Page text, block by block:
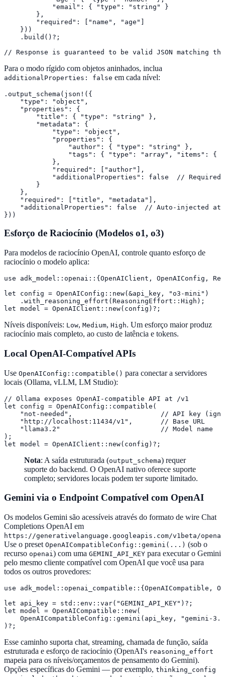
            "email": { "type": "string" }
        },
        "required": ["name", "age"]
    }))
    .build()?;
// Response is guaranteed to be valid JSON matching the
Para o modo rígido com objetos aninhados, inclua
additionalProperties: false em cada nível:
.output_schema(json!({
    "type": "object",
    "properties": {
        "title": { "type": "string" },
        "metadata": {
            "type": "object",
            "properties": {
                "author": { "type": "string" },
"tags": { "type": "array", "items": {
            },
            "required": ["author"],
"additionalProperties": false  // Required
        }
    },
    "required": ["title", "metadata"],
"additionalProperties": false  // Auto-injected at
}))
Esforço de Raciocínio (Modelos o1, o3)
Para modelos de raciocínio OpenAI, controle quanto esforço de
raciocínio o modelo aplica:
use adk_model::openai::{OpenAIClient, OpenAIConfig,
let config = OpenAIConfig::new(&api_key, "o3-mini")
    .with_reasoning_effort(ReasoningEffort::High);
let model = OpenAIClient::new(config)?;
Níveis disponíveis: Low, Medium, High. Um esforço maior produz
raciocínio mais completo, ao custo de latência e tokens.
Local OpenAI-Compatível APIs
Use OpenAIConfig::compatible() para conectar a servidores
locais (Ollama, vLLM, LM Studio):
// Ollama exposes OpenAI-compatible API at /v1
let config = OpenAIConfig::compatible(
"not-needed",                      // API key
    "http://localhost:11434/v1",       // Base URL
    "llama3.2"                         // Model name
);
let model = OpenAIClient::new(config)?;
Nota: A saída estruturada (output_schema) requer
suporte do backend. O OpenAI nativo oferece suporte
completo; servidores locais podem ter suporte limitado.
Gemini via o Endpoint Compatível com OpenAI
Os modelos Gemini são acessíveis através do formato de wire Chat
Completions OpenAI em
https://generativelanguage.googleapis.com/v1beta/openai
Use o preset OpenAICompatibleConfig::gemini(...) (sob o
recurso openai) com uma GEMINI_API_KEY para executar o Gemini
pelo mesmo cliente compatível com OpenAI que você usa para
todos os outros provedores:
use adk_model::openai_compatible::{OpenAICompatible,
let api_key = std::env::var("GEMINI_API_KEY")?;
let model = OpenAICompatible::new(
OpenAICompatibleConfig::gemini(api_key, "gemini-
)?;
Esse caminho suporta chat, streaming, chamada de função, saída
estruturada e esforço de raciocínio (OpenAI's reasoning_effort
mapeia para os níveis/orçamentos de pensamento do Gemini).
Opções específicas do Gemini — por exemplo, thinking_config